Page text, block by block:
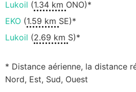
Lukoil (1.34 km ONO)*
EKO (1.59 km SE)*
Lukoil (2.69 km S)*
* Distance aérienne, la distance
Nord, Est, Sud, Ouest